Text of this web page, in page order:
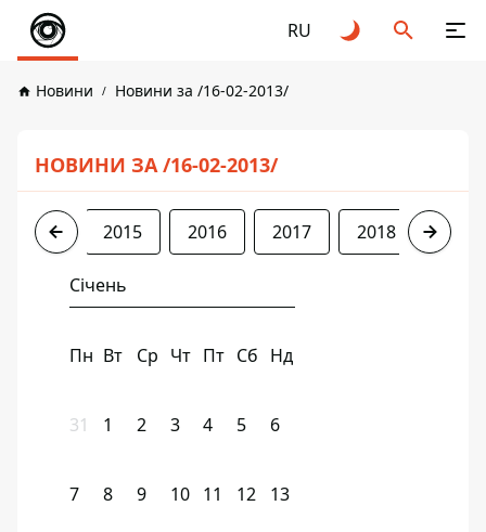
RU
Новини Новини за /16-02-2013/
НОВИНИ ЗА /16-02-2013/
2013 2015 2016 2017 2018 2019
Січень
Пн Вт Ср Чт Пт Сб Нд
31 1 2 3 4 5 6
7 8 9 10 11 12 13